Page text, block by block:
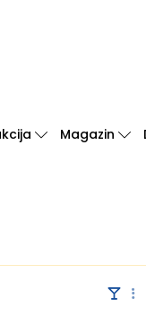
Magazin